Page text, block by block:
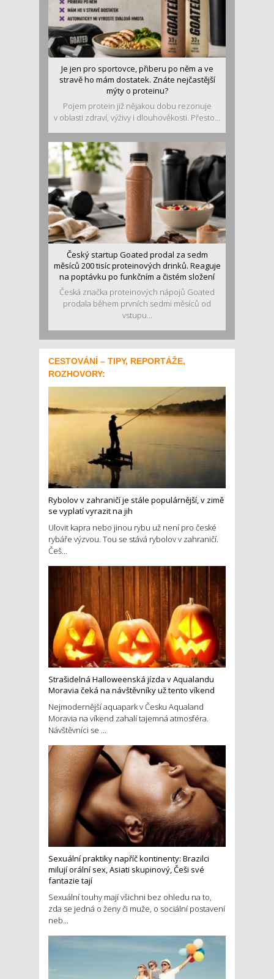
Je jen pro sportovce, přiberu po něm a ve
stravě ho mám dostatek. Znáte nejčastější
mýty o proteinu?
Pojem protein již nějakou dobu rezonuje
v oblasti zdraví, výživy i dlouhověkosti. Přesto...
Český startup Goated prodal za sedm
měsíců 200 tisíc proteinových drinků. Reaguje
na poptávku po funkčním a čistém složení
Česká značka proteinových nápojů Goated
prodala během prvních sedmi měsíců od
vstupu...
CESTOVÁNÍ – TIPY, REPORTÁŽE,
ROZHOVORY:
Rybolov v zahraničí je stále populárnější, v zimě
se vyplatí vyrazit na jih
Ulovit kapra nebo jinou rybu už není pro české
rybáře výzvou. Tou se stává rybolov v zahraničí.
Češ...
Strašidelná Halloweenská jízda v Aqualandu
Moravia čeká na návštěvníky už tento víkend
Nejmodernější aquapark v Česku Aqualand
Moravia na víkend zahalí tajemná atmosféra.
Návštěvníci se ...
Sexuální praktiky napříč kontinenty: Brazilci
milují orální sex, Asiati skupinový, Češi své
fantazie tají
Sexuální touhy mají všichni bez ohledu na to,
zda se jedná o ženy či muže, o sociální postavení
neb...